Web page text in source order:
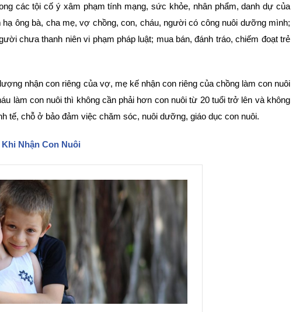
các tội cố ý xâm phạm tính mạng, sức khỏe, nhân phẩm, danh dự của
ông bà, cha mẹ, vợ chồng, con, cháu, người có công nuôi dưỡng mình;
chưa thanh niên vi phạm pháp luật; mua bán, đánh tráo, chiếm đoạt trẻ
nhận con riêng của vợ, mẹ kế nhận con riêng của chồng làm con nuôi
làm con nuôi thì không cần phải hơn con nuôi từ 20 tuổi trở lên và không
tế, chỗ ở bảo đảm việc chăm sóc, nuôi dưỡng, giáo dục con nuôi.
Nhận Con Nuôi